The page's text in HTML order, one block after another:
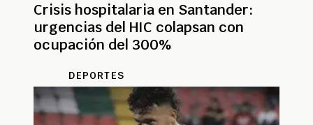
Crisis hospitalaria en Santander:
urgencias del HIC colapsan con
ocupación del 300%
DEPORTES